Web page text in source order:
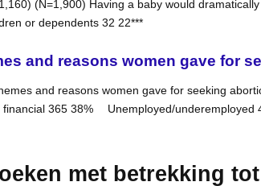
(N=1,900) Having a baby would
or dependents 32 22***
and reasons women gave for
and reasons women gave for seeking
365 38% Unemployed/underemployed
met betrekking